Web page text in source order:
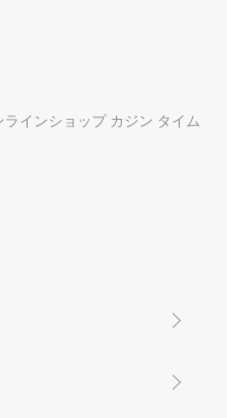
インショップ カジン タイム